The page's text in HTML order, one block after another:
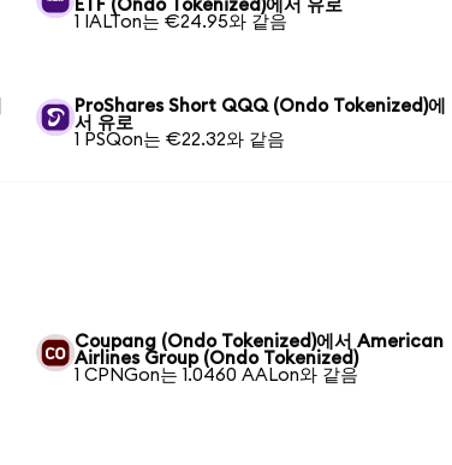
ETF (Ondo Tokenized)에서 유로
1 IALTon는 €24.95와 같음
ProShares Short QQQ (Ondo Tokenized)에
서 유로
1 PSQon는 €22.32와 같음
Coupang (Ondo Tokenized)에서 American
Airlines Group (Ondo Tokenized)
1 CPNGon는 1.0460 AALon와 같음